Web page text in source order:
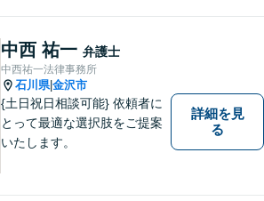
す。悩んでいる人は、一度弁
護士に話を聞いてもらうこと
でトラブル解決のきっかけを
つかむことができるかもしれ
ません。
中西 祐一 弁護士
中西祐一法律事務所
石川県|金沢市
{土日祝日相談可能} 依頼者に
とって最適な選択肢をご提案
いたします。
詳細を見
る